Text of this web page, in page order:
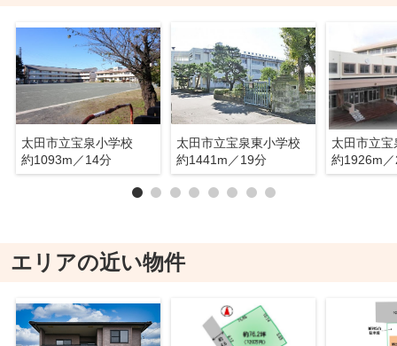
太田市立宝泉小学校
約1093m／14分
太田市立宝泉東小学校
約1441m／19分
太田市立宝
約1926m
エリアの近い物件